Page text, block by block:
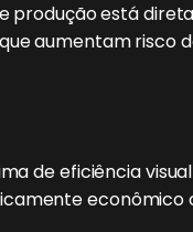
produção está
aumentam risco
de eficiência
econômico